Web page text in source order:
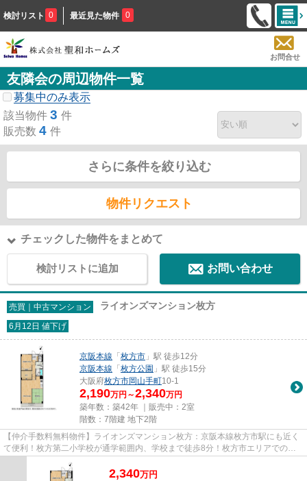
検討リスト 0 最近見た物件 0
お問合せ
友隣会の周辺物件一覧
募集中のみ表示
該当物件 3 件
販売数 4 件
さらに条件を絞り込む
物件リクエスト
チェックした物件をまとめて
検討リストに追加 お問い合わせ
売買｜中古マンション ライオンズマンション枚方
6月12日 値下げ
京阪本線 「 枚方市 」駅 徒歩12分
京阪本線 「 枚方公園 」駅 徒歩15分
大阪府枚方市岡山手町10-1
2,190万円～2,340万円
築年数：築42年 ｜販売中： 2室
階数：7階建 地下2階
【仲介手数料無料物件】ライオンズマンション枚方：京阪本線枚方市駅にも近く
て便利！枚方第二小学校が通学範囲内、学校まで徒歩8分！枚方市エリアでの新
2,340万円